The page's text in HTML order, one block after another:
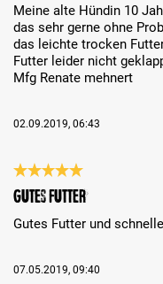
Meine alte Hündin 10
das sehr gerne ohne
das leichte trocken
Futter leider nicht
Mfg Renate mehnert
02.09.2019, 06:43
Évaluation avec une note
Gutes Futter
Gutes Futter und
07.05.2019, 09:40